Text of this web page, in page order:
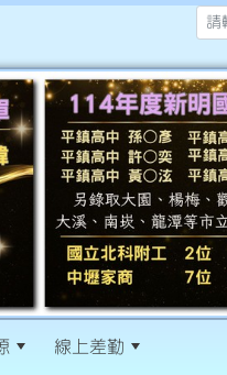
線上差勤